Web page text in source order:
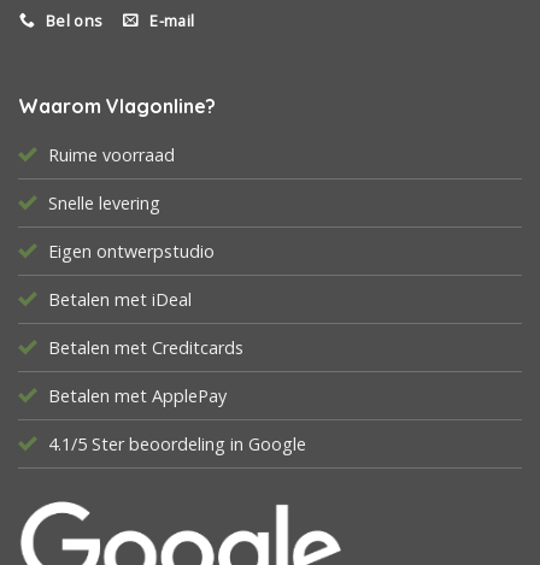
Bel ons E-mail
Waarom Vlagonline?
Ruime voorraad
Snelle levering
Eigen ontwerpstudio
Betalen met iDeal
Betalen met Creditcards
Betalen met ApplePay
4.1/5 Ster beoordeling in Google